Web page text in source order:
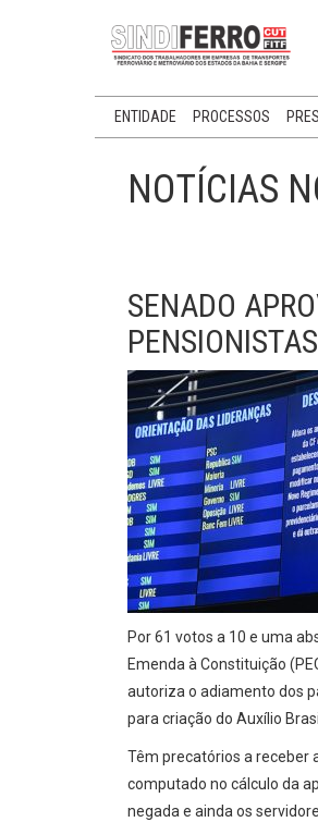
ENTIDADE PROCESSOS
NOTÍCIAS
SENADO
PENSIONISTAS
Por 61 votos a 10 e uma
Emenda à Constituição
autoriza o adiamento dos
para criação do Auxílio
Têm precatórios a receber
computado no cálculo da
negada e ainda os